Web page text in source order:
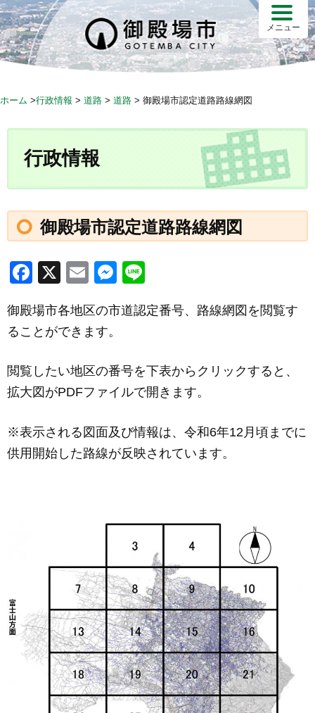
S
k
i
p
メニュー
ホーム >行政情報 > 道路 > 道路 > 御殿場市認定道路路線網図
行政情報
御殿場市認定道路路線網図
F
c
e
b
o
k
X
E
ail
M
ss
n
g
e
御殿場市各地区の市道認定番号、路線網図を閲覧す
ることができます。
閲覧したい地区の番号を下表からクリックすると、
拡大図がPDFファイルで開きます。
※表示される図面及び情報は、令和6年12月頃までに
供用開始した路線が反映されています。